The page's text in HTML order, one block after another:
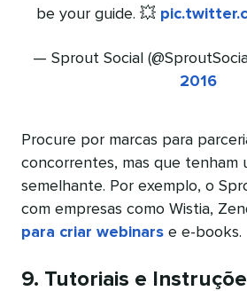
be your guide. 💥
— Sprout Social
2016
Procure por marcas para
concorrentes, mas que tenham
semelhante. Por exemplo, o
com empresas como Wistia,
para criar webinars e e-books.
9. Tutoriais e